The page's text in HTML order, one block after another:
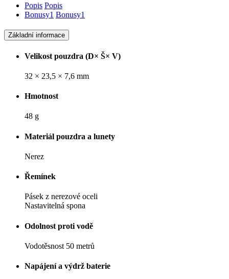
Popis Popis
Bonusy1 Bonusy1
Základní informace
Velikost pouzdra (D× Š× V)
32 × 23,5 × 7,6 mm
Hmotnost
48 g
Materiál pouzdra a lunety
Nerez
Řemínek
Pásek z nerezové oceli
Nastavitelná spona
Odolnost proti vodě
Vodotěsnost 50 metrů
Napájení a výdrž baterie